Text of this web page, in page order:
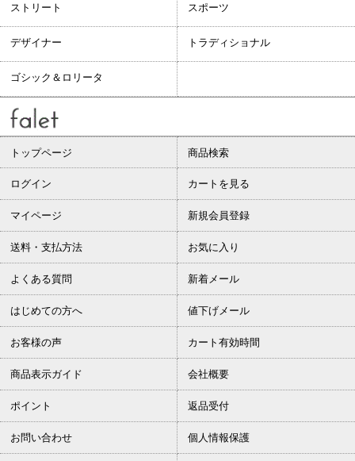
ストリート スポーツ
デザイナー トラディショナル
ゴシック＆ロリータ
トップページ 商品検索
ログイン カートを見る
マイページ 新規会員登録
送料・支払方法 お気に入り
よくある質問 新着メール
はじめての方へ 値下げメール
お客様の声 カート有効時間
商品表示ガイド 会社概要
ポイント 返品受付
お問い合わせ 個人情報保護